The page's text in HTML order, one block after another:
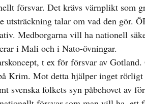
försvar. Det krävs värnplikt som
utsträckning talar om vad den gör.
Medborgarna vill ha nationell
i Mali och i Nato-övningar.
t ex för försvar av
Krim. Mot detta hjälper inget
svenska folkets syn påbehovet av